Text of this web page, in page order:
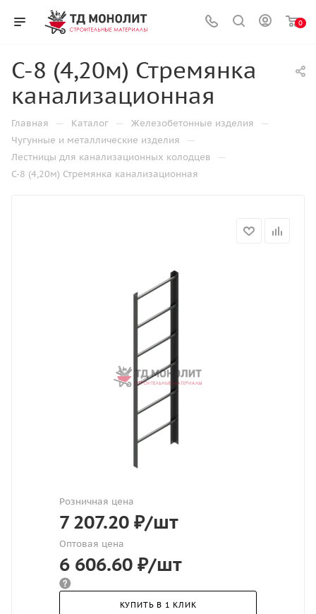
0
С-8 (4,20м) Стремянка
канализационная
Главная — Каталог — Железобетонные изделия —
Чугунные и металлические изделия —
Лестницы для канализационных колодцев —
С-8 (4,20м) Стремянка канализационная
Розничная цена
7 207.20 ₽/шт
Оптовая цена
6 606.60 ₽/шт
КУПИТЬ В 1 КЛИК